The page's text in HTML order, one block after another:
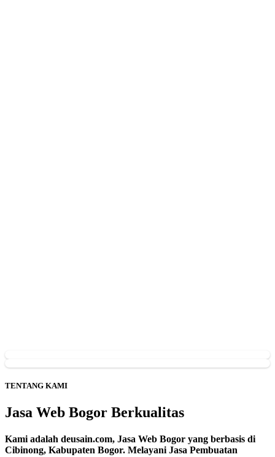
TENTANG KAMI
Jasa Web Bogor Berkualitas
Kami adalah deusain.com, Jasa Web Bogor yang berbasis di
Cibinong, Kabupaten Bogor. Melayani Jasa Pembuatan